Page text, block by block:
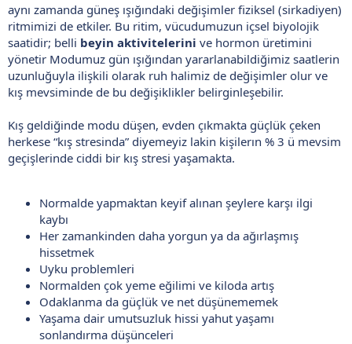
aynı zamanda güneş ışığındaki değişimler fiziksel (sirkadiyen)
ritmimizi de etkiler. Bu ritim, vücudumuzun içsel biyolojik
saatidir; belli beyin aktivitelerini ve hormon üretimini
yönetir Modumuz gün ışığından yararlanabildiğimiz saatlerin
uzunluğuyla ilişkili olarak ruh halimiz de değişimler olur ve
kış mevsiminde de bu değişiklikler belirginleşebilir.
Kış geldiğinde modu düşen, evden çıkmakta güçlük çeken
herkese “kış stresinda” diyemeyiz lakin kişilerın % 3 ü mevsim
geçişlerinde ciddi bir kış stresi yaşamakta.
Normalde yapmaktan keyif alınan şeylere karşı ilgi
kaybı
Her zamankinden daha yorgun ya da ağırlaşmış
hissetmek
Uyku problemleri
Normalden çok yeme eğilimi ve kiloda artış
Odaklanma da güçlük ve net düşünememek
Yaşama dair umutsuzluk hissi yahut yaşamı
sonlandırma düşünceleri